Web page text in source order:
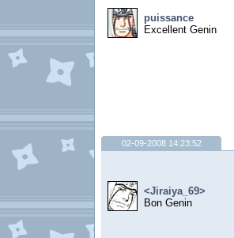
puissance
Excellent Genin
02-09-2008 14:23:52
<Jiraiya_69>
Bon Genin